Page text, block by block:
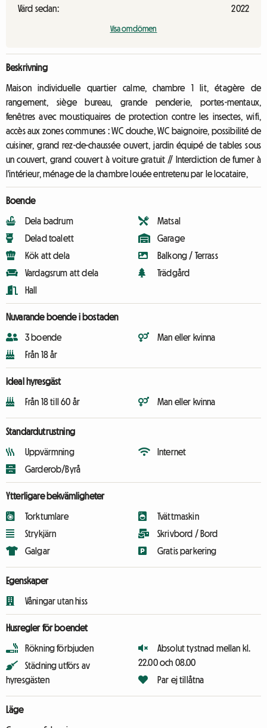
Värd sedan:
2022
Visa omdömen
Beskrivning
Maison individuelle quartier calme, chambre 1 lit, étagère de
rangement, siège bureau, grande penderie, portes-mentaux,
fenêtres avec moustiquaires de protection contre les insectes, wifi,
accès aux zones communes : WC douche, WC baignoire, possibilité de
cuisiner, grand rez-de-chaussée ouvert, jardin équipé de tables sous
un couvert, grand couvert à voiture gratuit // Interdiction de fumer à
l'intérieur, ménage de la chambre louée entretenu par le locataire,
Boende
Dela badrum
Delad toalett
Kök att dela
Vardagsrum att dela
Hall
Matsal
Garage
Balkong / Terrass
Trädgård
Nuvarande boende i bostaden
3 boende
Från 18 år
Man eller kvinna
Ideal hyresgäst
Från 18 till 60 år Man eller kvinna
Standardutrustning
Uppvärmning
Garderob/Byrå
Internet
Ytterligare bekvämligheter
Torktumlare
Strykjärn
Galgar
Tvättmaskin
Skrivbord / Bord
Gratis parkering
Egenskaper
Våningar utan hiss
Husregler för boendet
Rökning förbjuden
Städning utförs av
hyresgästen
Absolut tystnad mellan kl.
22.00 och 08.00
Par ej tillåtna
Läge